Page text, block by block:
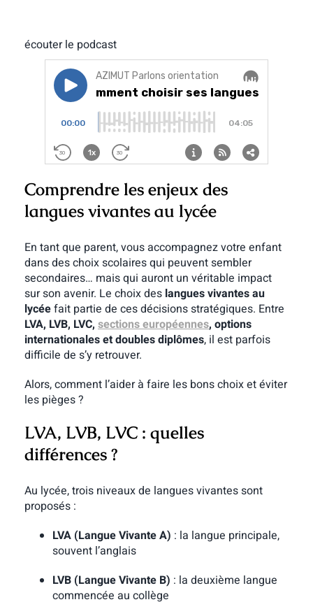
écouter le podcast
Comprendre les enjeux des
langues vivantes au lycée
En tant que parent, vous accompagnez votre enfant
dans des choix scolaires qui peuvent sembler
secondaires… mais qui auront un véritable impact
sur son avenir. Le choix des langues vivantes au
lycéefait partie de ces décisions stratégiques. Entre
LVA, LVB, LVC, sections européennes, options
internationales et doubles diplômes, il est parfois
difficile de s’y retrouver.
Alors, comment l’aider à faire les bons choix et éviter
les pièges ?
LVA, LVB, LVC : quelles
différences ?
Au lycée, trois niveaux de langues vivantes sont
proposés :
LVA (Langue Vivante A) : la langue principale,
souvent l’anglais
LVB (Langue Vivante B) : la deuxième langue
commencée au collège